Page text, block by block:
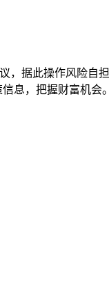
，据此操作风险自担
息，把握财富机会。